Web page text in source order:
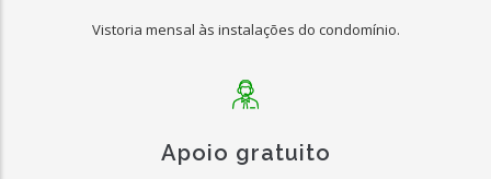
Vistoria mensal às instalações do condomínio.
Apoio gratuito